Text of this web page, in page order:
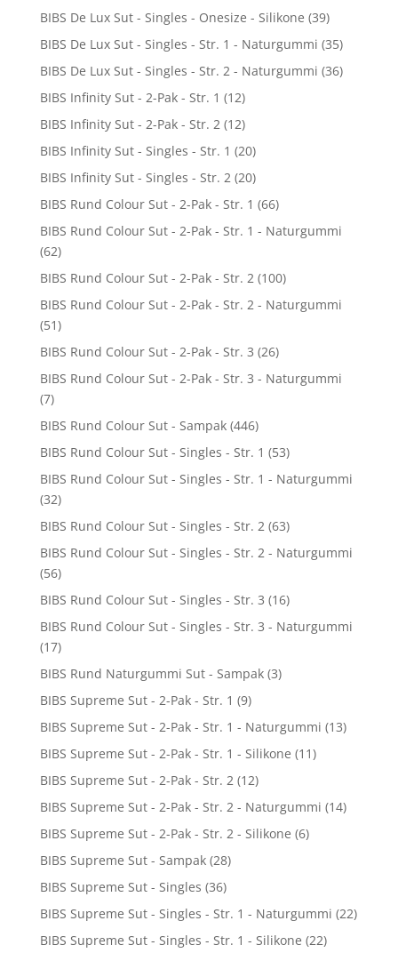
BIBS De Lux Sut - Singles - Onesize - Silikone (39)
BIBS De Lux Sut - Singles - Str. 1 - Naturgummi (35)
BIBS De Lux Sut - Singles - Str. 2 - Naturgummi (36)
BIBS Infinity Sut - 2-Pak - Str. 1 (12)
BIBS Infinity Sut - 2-Pak - Str. 2 (12)
BIBS Infinity Sut - Singles - Str. 1 (20)
BIBS Infinity Sut - Singles - Str. 2 (20)
BIBS Rund Colour Sut - 2-Pak - Str. 1 (66)
BIBS Rund Colour Sut - 2-Pak - Str. 1 - Naturgummi
(62)
BIBS Rund Colour Sut - 2-Pak - Str. 2 (100)
BIBS Rund Colour Sut - 2-Pak - Str. 2 - Naturgummi
(51)
BIBS Rund Colour Sut - 2-Pak - Str. 3 (26)
BIBS Rund Colour Sut - 2-Pak - Str. 3 - Naturgummi
(7)
BIBS Rund Colour Sut - Sampak (446)
BIBS Rund Colour Sut - Singles - Str. 1 (53)
BIBS Rund Colour Sut - Singles - Str. 1 - Naturgummi
(32)
BIBS Rund Colour Sut - Singles - Str. 2 (63)
BIBS Rund Colour Sut - Singles - Str. 2 - Naturgummi
(56)
BIBS Rund Colour Sut - Singles - Str. 3 (16)
BIBS Rund Colour Sut - Singles - Str. 3 - Naturgummi
(17)
BIBS Rund Naturgummi Sut - Sampak (3)
BIBS Supreme Sut - 2-Pak - Str. 1 (9)
BIBS Supreme Sut - 2-Pak - Str. 1 - Naturgummi (13)
BIBS Supreme Sut - 2-Pak - Str. 1 - Silikone (11)
BIBS Supreme Sut - 2-Pak - Str. 2 (12)
BIBS Supreme Sut - 2-Pak - Str. 2 - Naturgummi (14)
BIBS Supreme Sut - 2-Pak - Str. 2 - Silikone (6)
BIBS Supreme Sut - Sampak (28)
BIBS Supreme Sut - Singles (36)
BIBS Supreme Sut - Singles - Str. 1 - Naturgummi (22)
BIBS Supreme Sut - Singles - Str. 1 - Silikone (22)